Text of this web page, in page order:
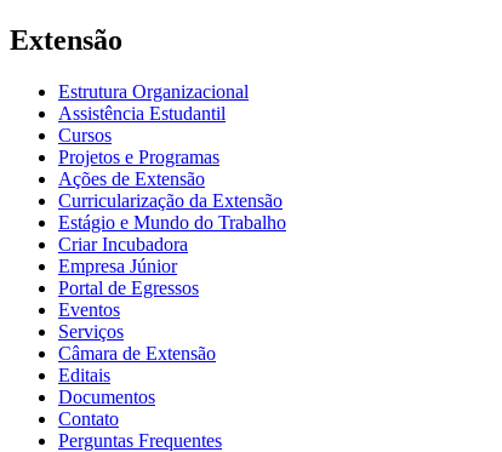
Extensão
Estrutura Organizacional
Assistência Estudantil
Cursos
Projetos e Programas
Ações de Extensão
Curricularização da Extensão
Estágio e Mundo do Trabalho
Criar Incubadora
Empresa Júnior
Portal de Egressos
Eventos
Serviços
Câmara de Extensão
Editais
Documentos
Contato
Perguntas Frequentes